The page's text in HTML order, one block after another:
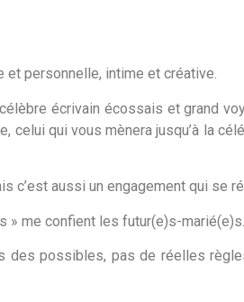
et personnelle, intime et créative.
écrivain écossais et grand
celui qui vous mènera jusqu’à la
c’est aussi un engagement qui se
» me confient les futur(e)s-marié(e)s.
des possibles, pas de réelles